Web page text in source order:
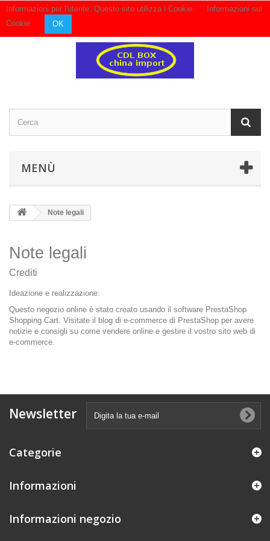
MENÙ
Note legali
Note legali
Crediti
Ideazione e realizzazione:
Questo negozio online è stato creato usando il software PrestaShop
Shopping Cart. Visitate il blog di e-commerce di PrestaShop per avere
notizie e consigli su come vendere online e gestire il vostro sito web di
e-commerce.
Newsletter
Categorie
Informazioni
Informazioni negozio
Informazioni per l'utente: Questo sito utilizza i Cookie.
Informazioni sui
Cookie
OK